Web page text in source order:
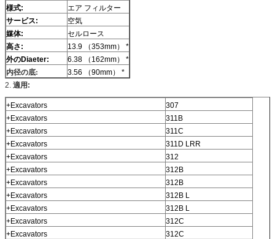
様式:
エア フィルター
サービス:
空気
媒体:
セルロース
高さ:
13.9 （353mm） *
外のDiaeter:
6.38 （162mm） *
内径の底:
3.56 （90mm） *
2. 適用:
+Excavators
307
+Excavators
311B
+Excavators
311C
+Excavators
311D LRR
+Excavators
312
+Excavators
312B
+Excavators
312B
+Excavators
312B L
+Excavators
312B L
+Excavators
312C
+Excavators
312C